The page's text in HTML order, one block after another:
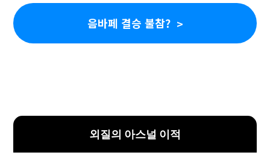
음바페 결승 불참?
외질의 아스널 이적